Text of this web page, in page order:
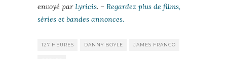
envoyé parLyricis. – Regardez plus de films,
séries et bandes annonces.
127 HEURES DANNY BOYLE JAMES FRANCO